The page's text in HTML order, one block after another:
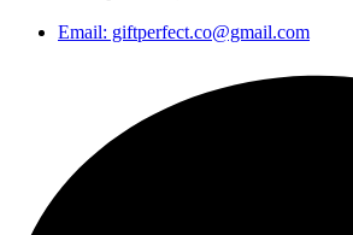
Email: giftperfect.co@gmail.com